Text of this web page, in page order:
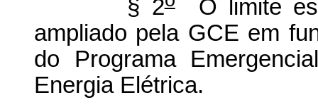
§ 2 O limite
ampliado pela GCE em
do Programa
Energia Elétrica.